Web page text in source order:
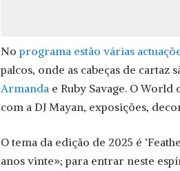
Noprograma estão várias
palcos, onde as cabeças de cartaz
Armanda e Ruby Savage. O
com a DJ Mayan, exposições,
O tema da edição de 2025 é
anos vinte»; para entrar neste